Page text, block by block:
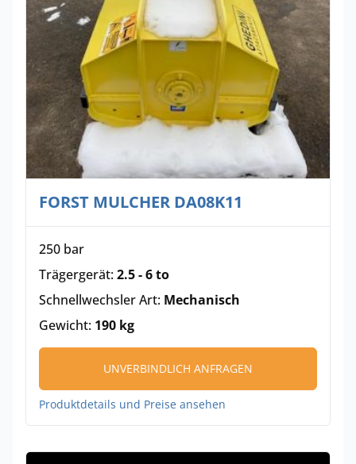
FORST MULCHER DA08K11
250 bar
Trägergerät:2.5 - 6 to
Schnellwechsler Art: Mechanisch
Gewicht: 190 kg
UNVERBINDLICH ANFRAGEN
Produktdetails und Preise ansehen